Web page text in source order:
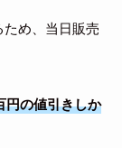
め、当日販売
円の値引きしか